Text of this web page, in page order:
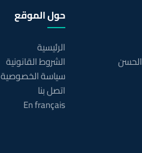
حول الموقع
الرئيسية
الشروط القانونية
سياسة الخصوصية
اتصل بنا
En français